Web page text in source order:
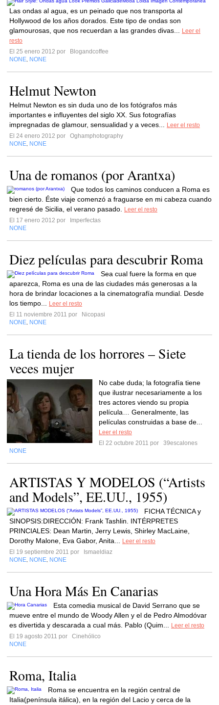
Las ondas al agua, es un peinado que nos transporta al
Hollywood de los años dorados. Este tipo de ondas son
glamourosas, que nos recuerdan a las grandes divas...
Leer el
resto
El 25 enero 2012 por
Blogandcoffee
NONE NONE
Helmut Newton
Helmut Newton es sin duda uno de los fotógrafos más
importantes e influyentes del siglo XX. Sus fotografías
impregnadas de glamour, sensualidad y a veces...
Leer el resto
El 24 enero 2012 por
Oghamphotography
NONE NONE
Una de romanos (por Arantxa)
Que todos los caminos conducen a Roma es
bien cierto. Éste viaje comenzó a fraguarse en mi cabeza cuando
regresé de Sicilia, el verano pasado.
Leer el resto
El 17 enero 2012 por
Imperfectas
NONE
Diez películas para descubrir Roma
Sea cual fuere la forma en que
aparezca, Roma es una de las ciudades más generosas a la
hora de brindar locaciones a la cinematografía mundial. Desde
los tiempo...
Leer el resto
El 11 noviembre 2011 por
Nicopasi
NONE NONE
La tienda de los horrores – Siete
veces mujer
No cabe duda; la fotografía tiene
que ilustrar necesariamente a los
tres actores viendo su propia
película… Generalmente, las
películas construidas a base de...
Leer el resto
El 22 octubre 2011 por
39escalones
NONE
ARTISTAS Y MODELOS (“Artists
and Models”, EE.UU., 1955)
FICHA TÉCNICA y
SINOPSIS:DIRECCIÓN: Frank Tashlin. INTÉRPRETES
PRINCIALES: Dean Martin, Jerry Lewis, Shirley MacLaine,
Dorothy Malone, Eva Gabor, Anita...
Leer el resto
El 19 septiembre 2011 por
Ismaeldiaz
NONE NONE NONE
Una Hora Más En Canarias
Esta comedia musical de David Serrano que se
mueve entre el mundo de Woody Allen y el de Pedro Almodóvar
es divertida y descarada a cual más. Pablo (Quim...
Leer el resto
El 19 agosto 2011 por
Cinehólico
NONE
Roma, Italia
Roma se encuentra en la región central de
Italia(península itálica), en la región del Lacio y cerca de la